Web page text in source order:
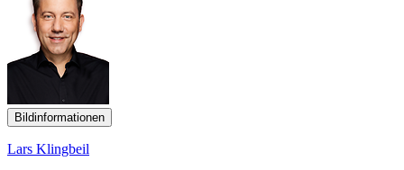
Bildinformationen
Lars Klingbeil